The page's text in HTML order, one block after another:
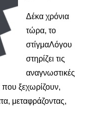
Δέκα χρόνια
τώρα, το
στίγμαΛόγου
στηρίζει τις
αναγνωστικές
που ξεχωρίζουν,
μεταφράζοντας,